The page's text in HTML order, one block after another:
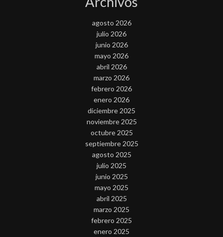
agosto 2026
julio 2026
junio 2026
mayo 2026
abril 2026
marzo 2026
febrero 2026
enero 2026
diciembre 2025
noviembre 2025
octubre 2025
septiembre 2025
agosto 2025
julio 2025
junio 2025
mayo 2025
abril 2025
marzo 2025
febrero 2025
enero 2025